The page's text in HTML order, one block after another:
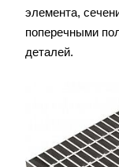
элемента,
поперечными
деталей.